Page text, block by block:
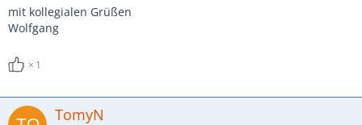
mit kollegialen Grüßen
Wolfgang
1
TomyN